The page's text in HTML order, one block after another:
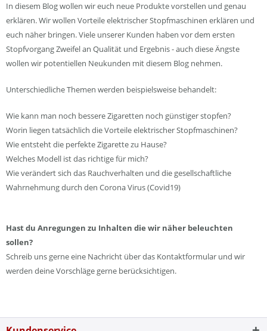
In diesem Blog wollen wir euch neue Produkte vorstellen und genau
erklären. Wir wollen Vorteile elektrischer Stopfmaschinen erklären und
euch näher bringen. Viele unserer Kunden haben vor dem ersten
Stopfvorgang Zweifel an Qualität und Ergebnis - auch diese Ängste
wollen wir potentiellen Neukunden mit diesem Blog nehmen.
Unterschiedliche Themen werden beispielsweise behandelt:
Wie kann man noch bessere Zigaretten noch günstiger stopfen?
Worin liegen tatsächlich die Vorteile elektrischer Stopfmaschinen?
Wie entsteht die perfekte Zigarette zu Hause?
Welches Modell ist das richtige für mich?
Wie verändert sich das Rauchverhalten und die gesellschaftliche
Wahrnehmung durch den Corona Virus (Covid19)
Hast du Anregungen zu Inhalten die wir näher beleuchten
sollen?
Schreib uns gerne eine Nachricht über das Kontaktformular und wir
werden deine Vorschläge gerne berücksichtigen.